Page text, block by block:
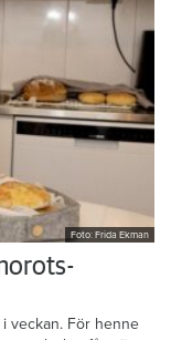
Foto: Frida Ekman
veckan. För henne